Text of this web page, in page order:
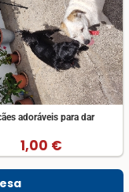
adoráveis para dar
1,00 €